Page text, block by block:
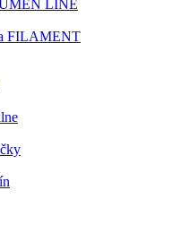
LINE
FILAMENT